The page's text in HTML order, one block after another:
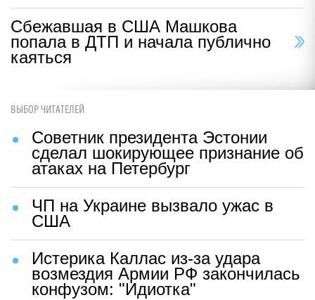
Сбежавшая в США Машкова
попала в ДТП и начала публично
каяться
ВЫБОР ЧИТАТЕЛЕЙ
Советник президента Эстонии
сделал шокирующее признание об
атаках на Петербург
ЧП на Украине вызвало ужас в
США
Истерика Каллас из-за удара
возмездия Армии РФ закончилась
конфузом: "Идиотка"